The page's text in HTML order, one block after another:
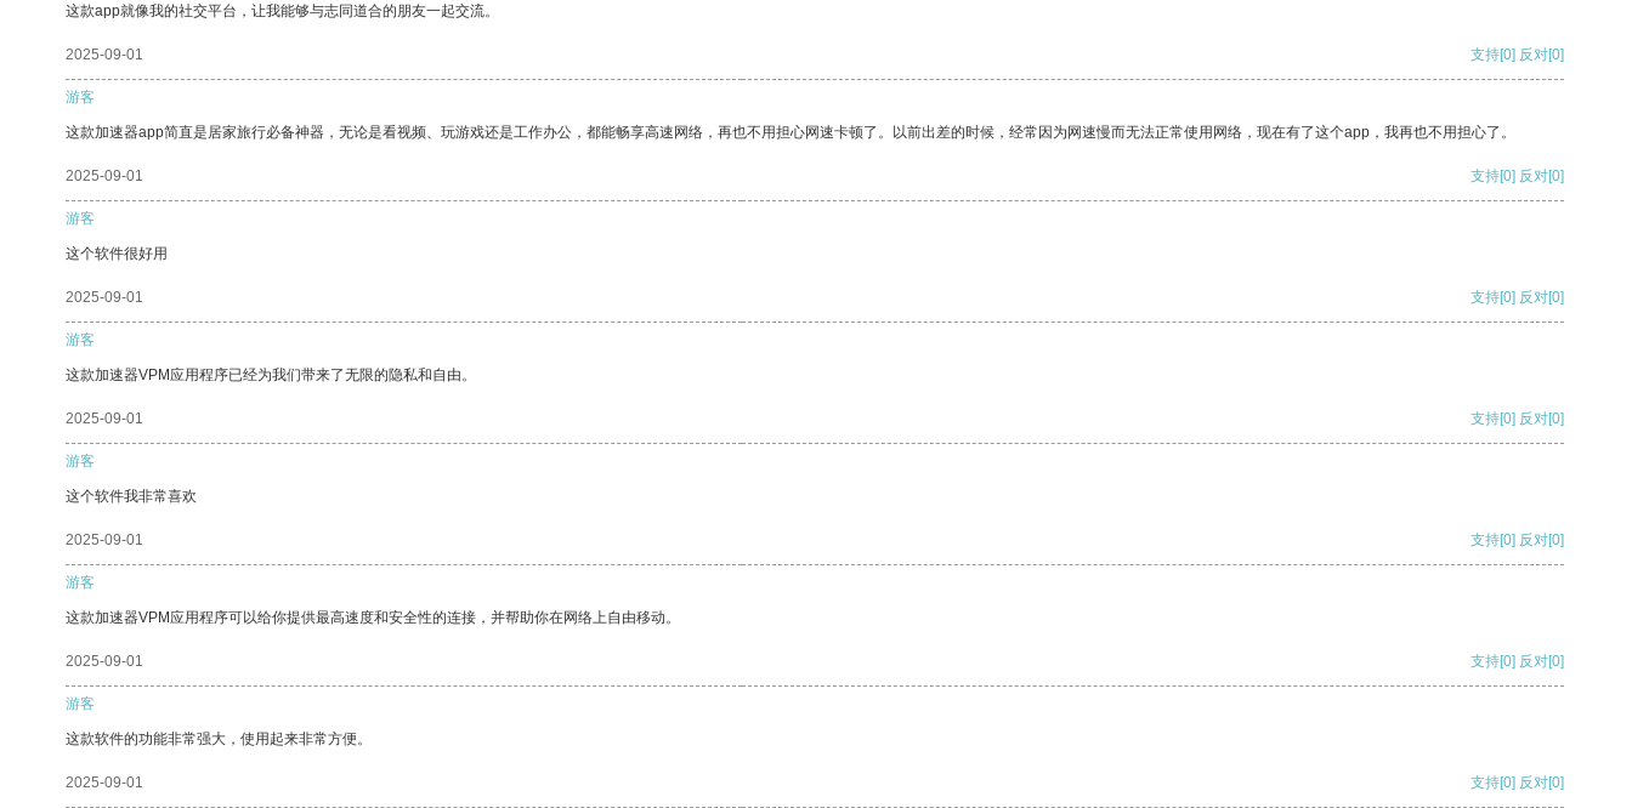
这款app就像我的社交平台，让我能够与志同道合的朋友一起交流。
2025-09-01 支持[0] 反对[0]
游客
这款加速器app简直是居家旅行必备神器，无论是看视频、玩游戏还是工作办公，都能畅享高速网络，再也不用担心网速卡顿了。以前出差的时候，经常因为网速慢而无法正常使用网络，现在有了这个app，我再也不用担心了。
2025-09-01 支持[0] 反对[0]
游客
这个软件很好用
2025-09-01 支持[0] 反对[0]
游客
这款加速器VPM应用程序已经为我们带来了无限的隐私和自由。
2025-09-01 支持[0] 反对[0]
游客
这个软件我非常喜欢
2025-09-01 支持[0] 反对[0]
游客
这款加速器VPM应用程序可以给你提供最高速度和安全性的连接，并帮助你在网络上自由移动。
2025-09-01 支持[0] 反对[0]
游客
这款软件的功能非常强大，使用起来非常方便。
2025-09-01 支持[0] 反对[0]